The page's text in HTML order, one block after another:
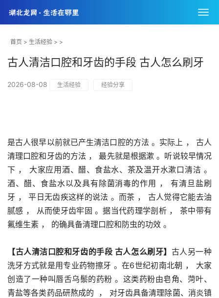
首页 > 生活经验 > >
古人清洁口腔和牙齿的手段 古人怎么刷牙
2026-08-08 生活经验 经验分享
是古人很早以前就已产生清洁口腔的方法 。实际上 ， 古人
清理口腔和牙齿的方法 ， 最先就是根据漱 。听说较早情况
下 ， 大家应用酒、醋、食盐水、茶及温开水漱口清洁 。
酒、醋、食盐水以及具有除菌消毒的作用 ， 有清旦盐刷
牙 ， 平日无齿疾这样的说法 。而茶 ， 古人觉得它能去油
腻感 ， 从而使牙齿牢固 。据当代药理学剖析 ， 茶中带有
氟维生素 ， 的确具备清理口腔和防虫的功效 。
【古人清洁口腔和牙齿的手段 古人怎么刷牙】 古人另一种
洗牙方式就是用专业药物擦牙 。在6世纪初南北朝 ， 大家
创造了一种叫唇舌乌鬃的药粉 。这类药粉由皂角、菏叶、
青盐等各类药品研熬成的  ， 对牙齿具备清理除菌、消炎镇